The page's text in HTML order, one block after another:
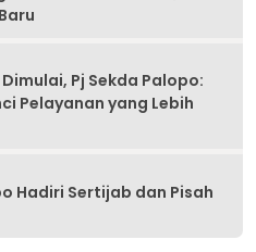
Pj Sekda Palopo:
Pelayanan yang Lebih
Hadiri Sertijab dan Pisah